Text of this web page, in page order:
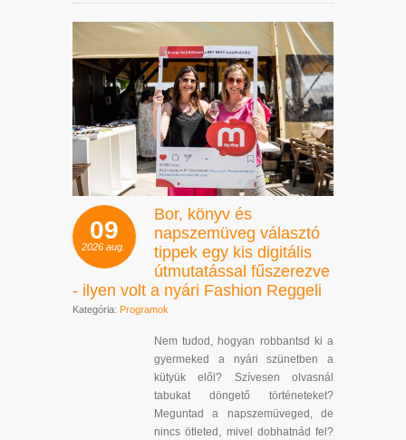
09
2026 aug.
Bor, könyv és
napszemüveg választó
tippek egy kis digitális
útmutatással fűszerezve
- ilyen volt a nyári Fashion Reggeli
Kategória: Programok
Nem tudod, hogyan robbantsd ki a
gyermeked a nyári szünetben a
kütyük elől? Szívesen olvasnál
tabukat döngető történeteket?
Meguntad a napszemüveged, de
nincs ötleted, mivel dobhatnád fel?